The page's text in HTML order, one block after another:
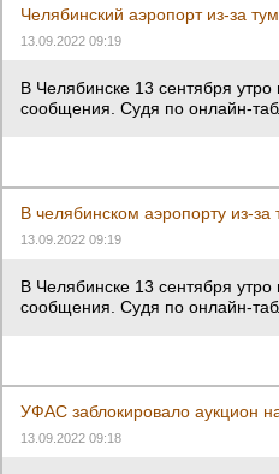
Челябинский аэропорт из‑за
13.09.2022 09:19
В Челябинске 13 сентября
сообщения. Судя по онлайн-
В челябинском аэропорту из-
13.09.2022 09:19
В Челябинске 13 сентября
сообщения. Судя по онлайн-
УФАС заблокировало аукцион
13.09.2022 09:18